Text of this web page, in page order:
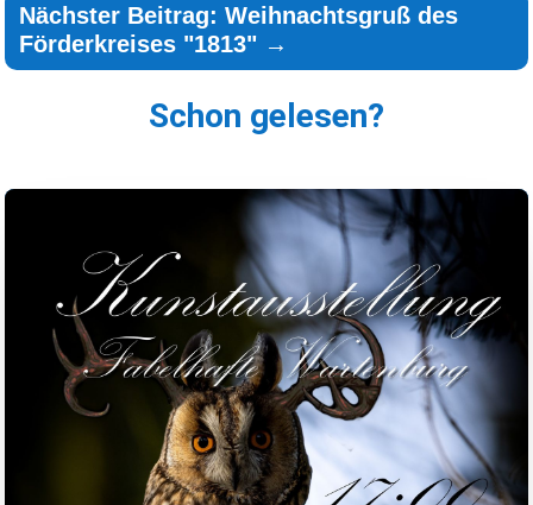
Nächster Beitrag: Weihnachtsgruß des
Förderkreises "1813" →
Schon gelesen?